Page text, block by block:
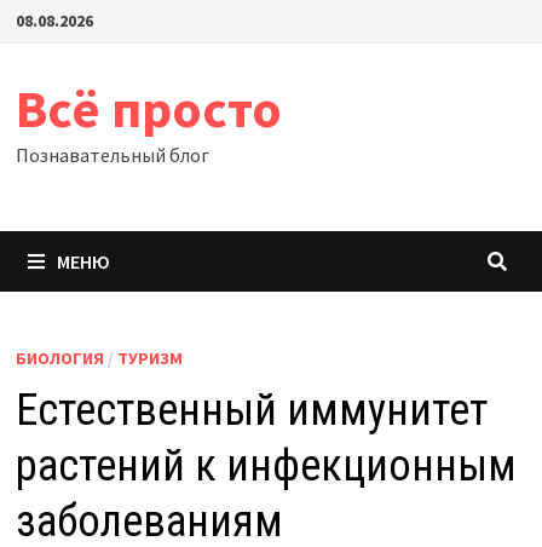
Перейти
08.08.2026
Всё просто
Познавательный блог
МЕНЮ
БИОЛОГИЯ / ТУРИЗМ
Естественный иммунитет
растений к инфекционным
заболеваниям